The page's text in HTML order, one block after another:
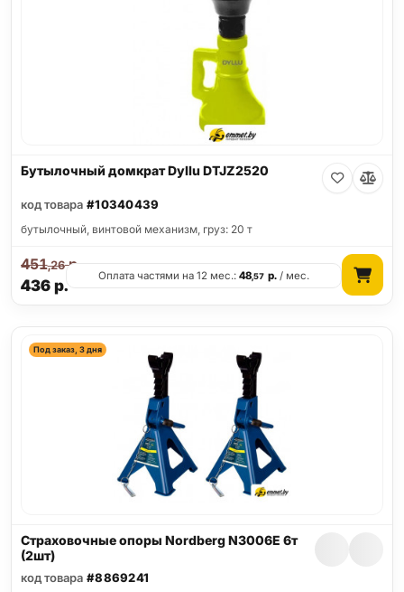
Бутылочный домкрат Dyllu DTJZ2520
код товара #10340439
бутылочный, винтовой механизм, груз: 20 т
436р.
451,26р.
Оплата частями на 12 мес.:48,57 р./ мес.
Под заказ, 3 дня
Страховочные опоры Nordberg N3006E 6т
(2шт)
код товара #8869241